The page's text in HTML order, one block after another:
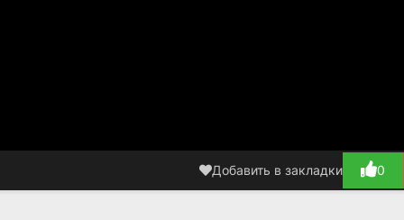
Добавить в закладки 0